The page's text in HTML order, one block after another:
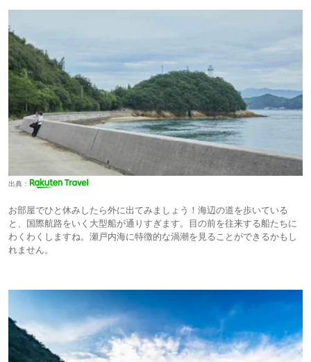
出典：
お部屋でひと休みしたら外に出てみましょう！海辺の道を歩いている
と、国際航路をいく大型船が通りすぎます。目の前を往来する船たちに
わくわくしますね。瀬戸内海に特徴的な渦潮を見ることができるかもし
れません。